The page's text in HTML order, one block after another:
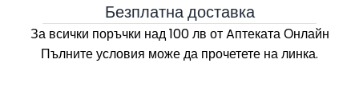
Безплатна доставка
За всички поръчки над 100 лв от Aптеката Онлайн
Пълните условия може да прочетете на линка.